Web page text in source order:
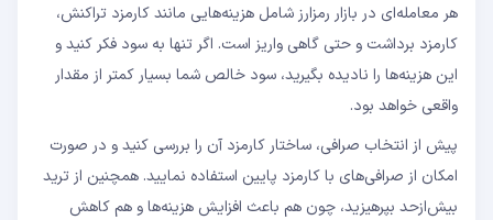
هر معامله‌ای در بازار رمزارز شامل هزینه‌هایی مانند کارمزد تراکنش،
کارمزد برداشت و حتی گاهی واریز است. اگر تنها به سود فکر کنید و
این هزینه‌ها را نادیده بگیرید، سود خالص شما بسیار کمتر از مقدار
واقعی خواهد بود.
پیش از انتخاب صرافی، ساختار کارمزد آن را بررسی کنید و در صورت
امکان از صرافی‌های با کارمزد پایین استفاده نمایید. همچنین از ترید
بیش‌ازحد بپرهیزید، چون هم باعث افزایش هزینه‌ها و هم کاهش